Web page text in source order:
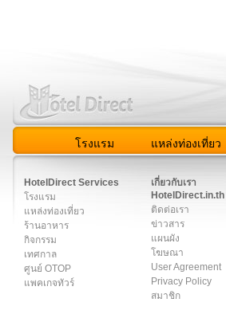
โรงแรม แหล่งท่องเที่ยว
HotelDirect Services
โรงแรม
แหล่งท่องเที่ยว
ร้านอาหาร
กิจกรรม
เทศกาล
ศูนย์ OTOP
แพคเกจทัวร์
เกี่ยวกับเรา
HotelDirect.in.th
ติดต่อเรา
ข่าวสาร
แผนผัง
โฆษณา
User Agreement
Privacy Policy
สมาชิก